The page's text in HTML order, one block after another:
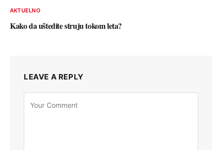
AKTUELNO
Kako da uštedite struju tokom leta?
LEAVE A REPLY